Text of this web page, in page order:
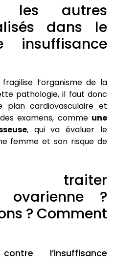
les autres
dans le
insuffisance
l’organisme de la
pathologie, il faut donc
plan cardiovasculaire et
examens, comme une
, qui va évaluer le
femme et son risque de
traiter
ovarienne ?
? Comment
l’insuffisance